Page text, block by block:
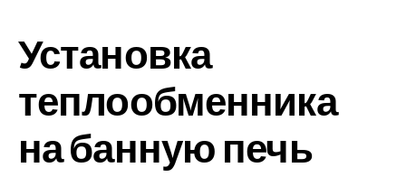
Установка
теплообменника
на банную печь